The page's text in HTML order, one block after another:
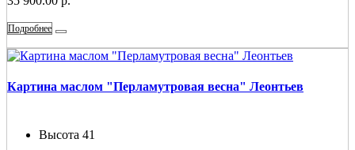
Подробнее
Картина маслом "Перламутровая весна" Леонтьев
Высота 41